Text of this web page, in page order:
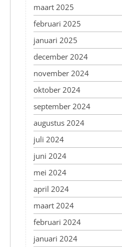
maart 2025
februari 2025
januari 2025
december 2024
november 2024
oktober 2024
september 2024
augustus 2024
juli 2024
juni 2024
mei 2024
april 2024
maart 2024
februari 2024
januari 2024